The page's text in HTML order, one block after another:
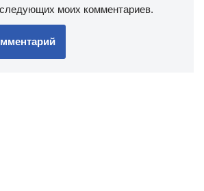
моих комментариев.